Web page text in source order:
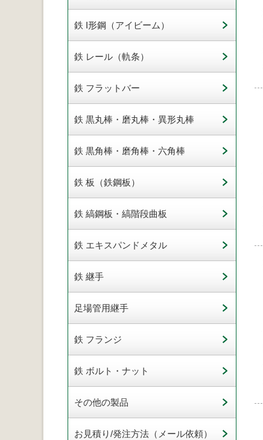
鉄 I形鋼（アイビーム）
鉄 レール（軌条）
鉄 フラットバー
鉄 黒丸棒・磨丸棒・異形丸棒
鉄 黒角棒・磨角棒・六角棒
鉄 板（鉄鋼板）
鉄 縞鋼板・縞階段曲板
鉄 エキスパンドメタル
鉄 継手
足場管用継手
鉄 フランジ
鉄 ボルト・ナット
その他の製品
お見積り/発注方法（メール依頼）